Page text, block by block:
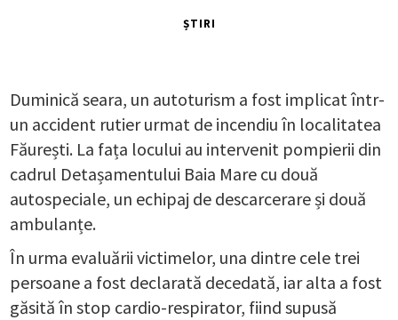
ȘTIRI
Duminică seara, un autoturism a fost implicat într-
un accident rutier urmat de incendiu în localitatea
Făurești. La fața locului au intervenit pompierii din
cadrul Detașamentului Baia Mare cu două
autospeciale, un echipaj de descarcerare și două
ambulanțe.
În urma evaluării victimelor, una dintre cele trei
persoane a fost declarată decedată, iar alta a fost
găsită în stop cardio-respirator, fiind supusă